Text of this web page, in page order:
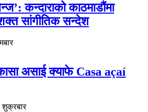
कन्दाराको काठमाडौंमा
सांगीतिक सन्देश
असाई क्याफे Casa açaí
शुक्रबार